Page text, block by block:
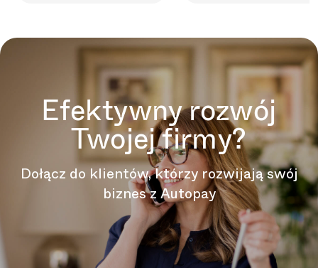
Efektywny rozwój
Twojej firmy?
Dołącz do klientów, którzy rozwijają swój
biznes z Autopay